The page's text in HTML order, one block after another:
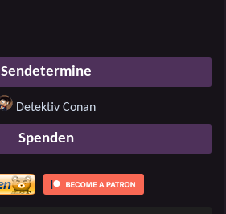
Sendetermine
Detektiv Conan
Spenden